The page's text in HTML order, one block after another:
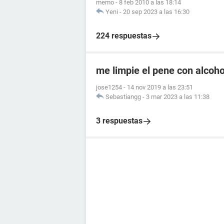
memo - 8 feb 2010 a las 18:14
Yeni - 20 sep 2023 a las 16:30
224 respuestas
me limpie el pene con
jose1254 - 14 nov 2019 a las 23:51
Sebastiangg - 3 mar 2023 a las 11:38
3 respuestas